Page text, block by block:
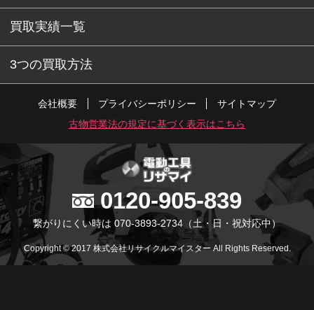
買取実績一覧
3つの買取方法
会社概要 プライバシーポリシー
サイトマップ
古物営業法の規定に基づく表示はこちら
0120-905-839
繋がりにくい時は 070-3893-2734 （土・日・祝対応中）
Copyright © 2017 株式会社リサイクルマイスター All Rights Reserved.